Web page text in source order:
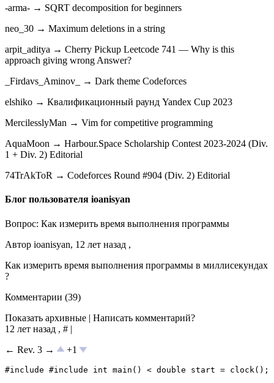
-arma- → SQRT decomposition for beginners
neo_30 → Maximum deletions in a string
arpit_aditya → Cherry Pickup Leetcode 741 — Why is this
approach giving wrong Answer?
_Firdavs_Aminov_ → Dark theme Codeforces
elshiko → Квалификационный раунд Yandex Cup 2023
MercilesslyMan → Vim for competitive programming
AquaMoon → Harbour.Space Scholarship Contest 2023-2024 (Div.
1 + Div. 2) Editorial
74TrAkToR → Codeforces Round #904 (Div. 2) Editorial
Блог пользователя ioanisyan
Вопрос: Как измерить время выполнения программы
Автор ioanisyan, 12 лет назад ,
Как измерить время выполнения программы в миллисекундах
?
Комментарии (39)
Показать архивные | Написать комментарий?
12 лет назад , # |
← Rev. 3 →
+1
#include #include int main() < double start = clock();